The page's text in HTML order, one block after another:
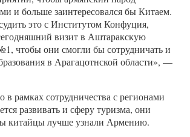
и больше заинтересовался бы Китаем.
это с Институтом Конфуция,
визит в Аштаракскую
чтобы они смогли бы сотрудничать и
в Арагацотнской области», —
в рамках сотрудничества с регионами
развивать и сферу туризма, они
китайцы лучше узнали Армению.